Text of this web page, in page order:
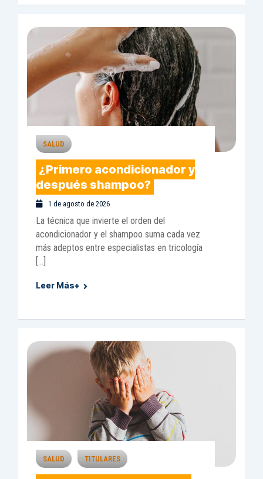
SALUD
¿Primero acondicionador y
después shampoo?
1 de agosto de 2026
La técnica que invierte el orden del
acondicionador y el shampoo suma cada vez
más adeptos entre especialistas en tricología
[…]
Leer Más+
SALUD TITULARES